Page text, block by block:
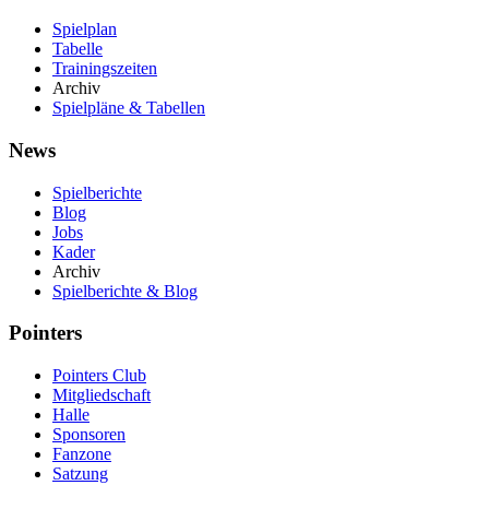
Spielplan
Tabelle
Trainingszeiten
Archiv
Spielpläne & Tabellen
News
Spielberichte
Blog
Jobs
Kader
Archiv
Spielberichte & Blog
Pointers
Pointers Club
Mitgliedschaft
Halle
Sponsoren
Fanzone
Satzung